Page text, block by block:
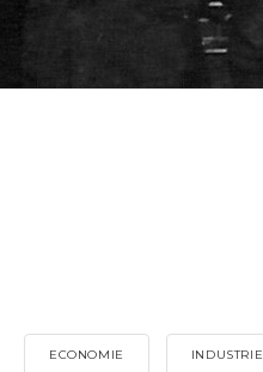
ECONOMIE INDUSTRIE